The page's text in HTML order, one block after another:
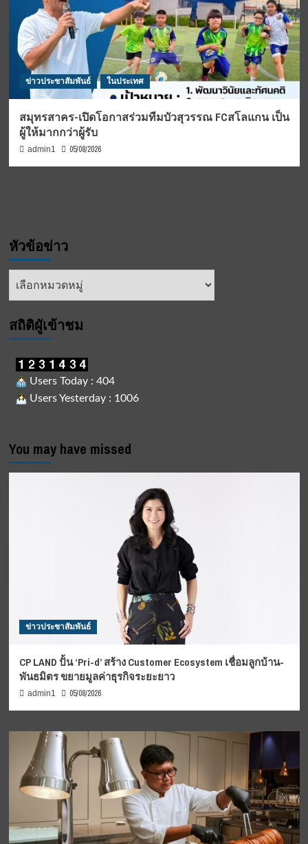
ข่าวประชาสัมพันธ์ ในประเทศ
สมุทรสาคร-เปิดโอกาสร่วมทีมบัวสุวรรณ FCสโลแกน เป็น
ผู้ให้มากกว่าผู้รับ
admin1 05/08/2026
หัวข้อข่าว
หัวข้อ
สถิติผูัเข้าชม
Users Today : 404
Users Yesterday : 1006
You may have missed
ข่าวประชาสัมพันธ์
CP LAND ปั้น ‘Pri-d’ สร้าง Customer Ecosystem เชื่อมลูกบ้าน-
พันธมิตร ขยายมูลค่าธุรกิจระยะยาว
admin1 05/08/2026